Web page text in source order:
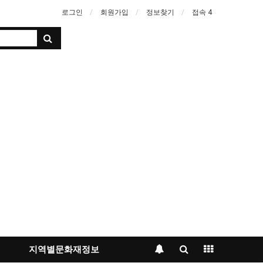
로그인 회원가입 정보찾기 접속 4
지역별문화재정보